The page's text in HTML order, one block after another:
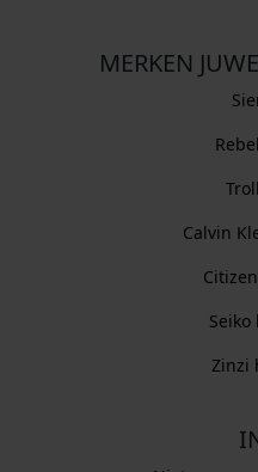
MERKEN
Calvin
Zinzi